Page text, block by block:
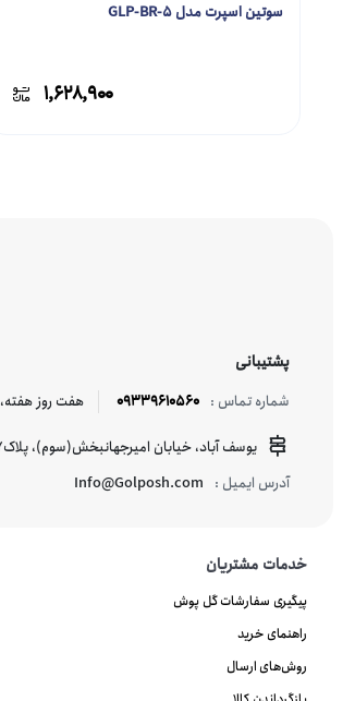
سوتین اسپرت مدل GLP-BR-5
۱,۶۲۸,۹۰۰
پشتیبانی
شماره تماس : 09339610560
هفت روز هفته، ۲۴ ساعت شبانه‌روز پاسخگوی شما هستیم.
یوسف آباد، خیابان امیرجهانبخش(سوم)، پلاک17، طبقه3، واحد6
آدرس ایمیل : Info@Golposh.com
خدمات مشتریان
پیگیری سفارشات گل پوش
راهنمای خرید
روش‌های ارسال